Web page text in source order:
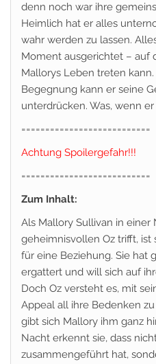
denn noch war ihre
Heimlich hat er alles
wahr werden zu lassen.
Moment ausgerichtet – auf
Mallorys Leben treten
Begegnung kann er seine
unterdrücken. Was, wenn
===========================
Achtung Spoilergefahr!!!
===========================
Zum Inhalt:
Als Mallory Sullivan in einer
geheimnisvollen Oz trifft,
für eine Beziehung. Sie hat
ergattert und will sich auf
Doch Oz versteht es, mit
Appeal all ihre Bedenken
gibt sich Mallory ihm ganz
Nacht erkennt sie, dass
zusammengeführt hat,